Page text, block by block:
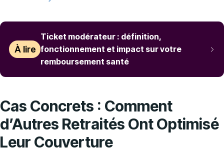
À lire
Ticket modérateur : définition,
fonctionnement et impact sur votre
remboursement santé
Cas Concrets : Comment
d’Autres Retraités Ont Optimisé
Leur Couverture